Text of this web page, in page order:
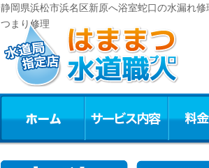
静岡県浜松市浜名区新原へ浴室蛇口の水漏れ
つまり修理